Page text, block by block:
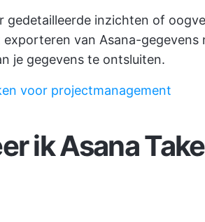
gedetailleerde inzichten of
van Asana-gegevens
je gegevens te ontsluiten.
voor projectmanagement
ik Asana